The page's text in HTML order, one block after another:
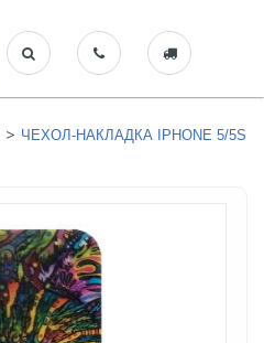
> ЧЕХОЛ-НАКЛАДКА IPHONE 5/5S